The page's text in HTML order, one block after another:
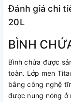
Đánh giá chi
20L
BÌNH
Bình chứa được
toàn. Lớp men
bằng công nghệ
được nung nóng ở